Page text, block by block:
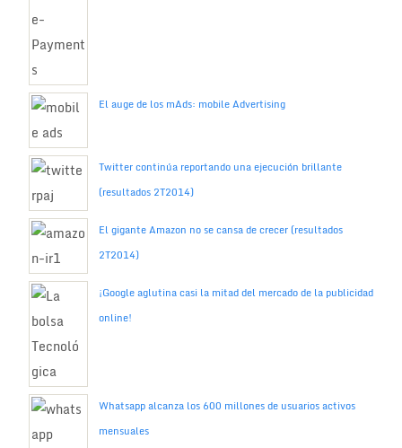
El auge de los mAds: mobile Advertising
Twitter continúa reportando una ejecución brillante
(resultados 2T2014)
El gigante Amazon no se cansa de crecer (resultados
2T2014)
¡Google aglutina casi la mitad del mercado de la publicidad
online!
Whatsapp alcanza los 600 millones de usuarios activos
mensuales